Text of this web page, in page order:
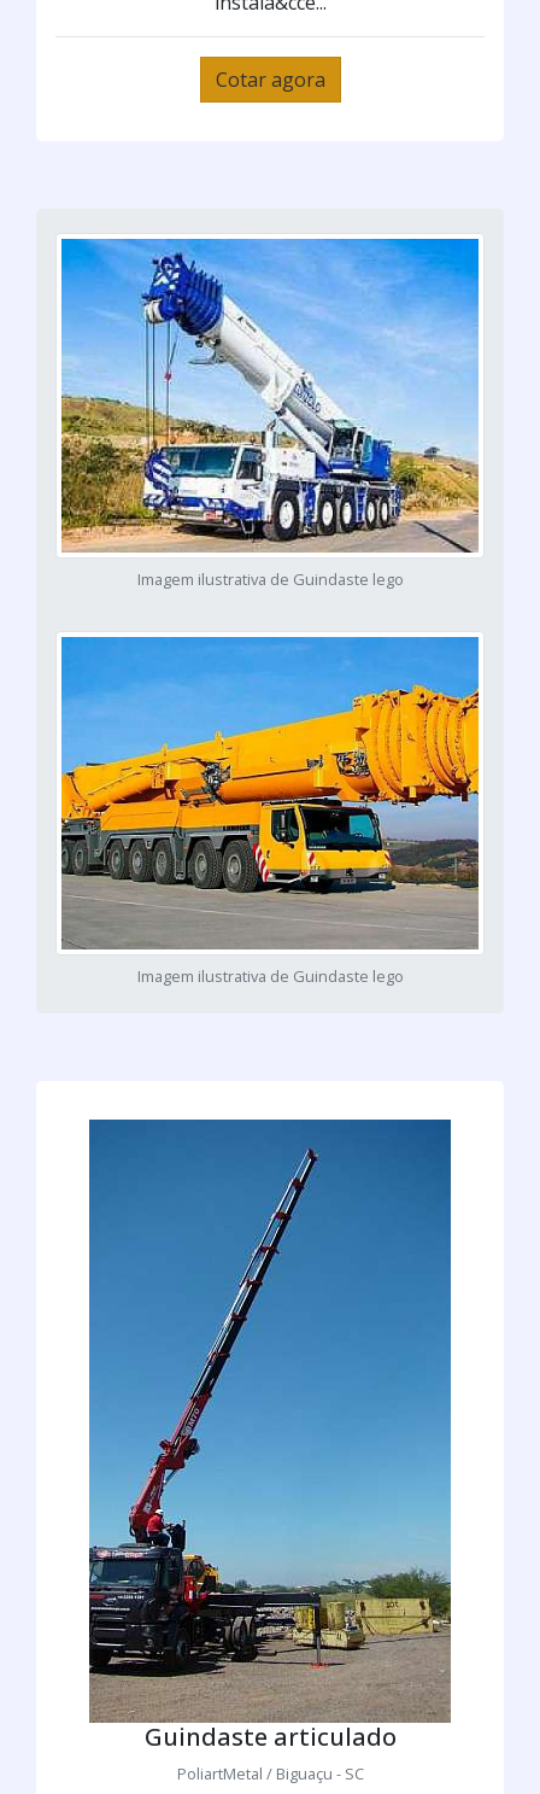
Cotar agora
Imagem ilustrativa de Guindaste lego
Imagem ilustrativa de Guindaste lego
Guindaste articulado
PoliartMetal / Biguaçu - SC